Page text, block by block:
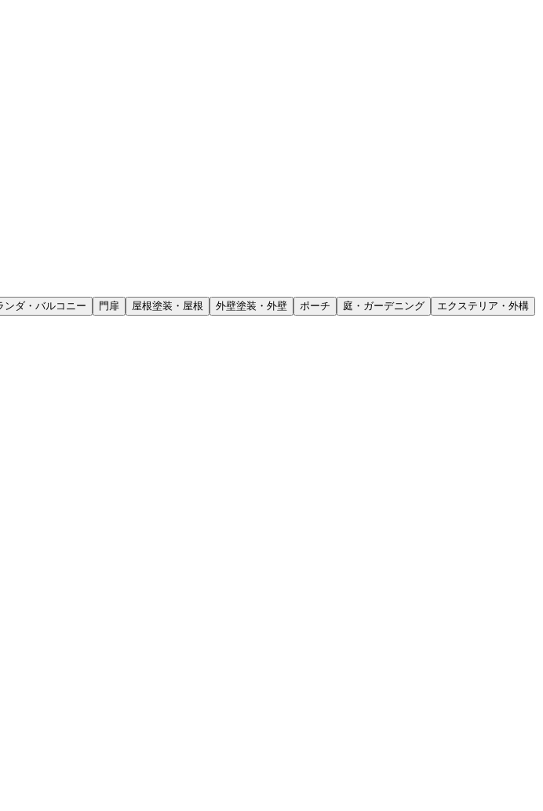
ンダ・バルコニー 門扉 屋根塗装・屋根 外壁塗装・外壁 ポーチ 庭・ガーデニング エクステリア・外構